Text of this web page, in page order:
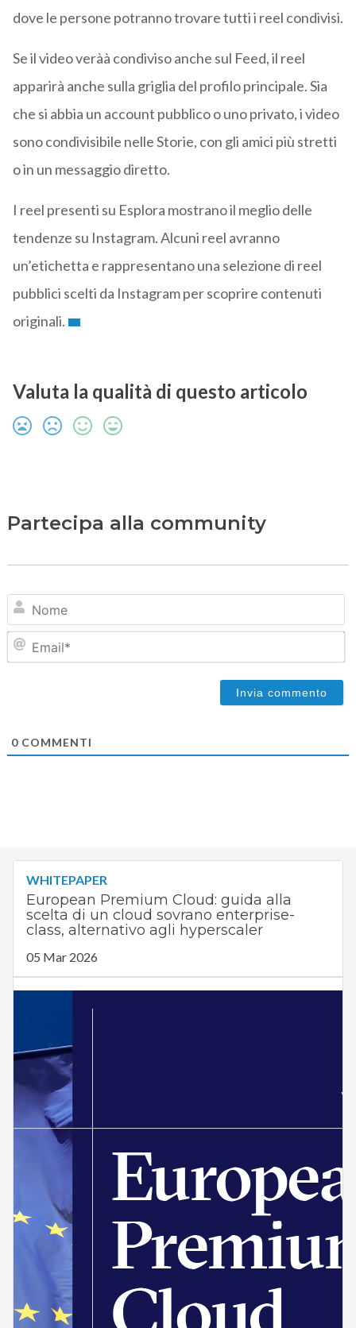
dove le persone potranno trovare tutti i reel condivisi.
Se il video veràà condiviso anche sul Feed, il reel
apparirà anche sulla griglia del profilo principale. Sia
che si abbia un account pubblico o uno privato, i video
sono condivisibile nelle Storie, con gli amici più stretti
o in un messaggio diretto.
I reel presenti su Esplora mostrano il meglio delle
tendenze su Instagram. Alcuni reel avranno
un’etichetta e rappresentano una selezione di reel
pubblici scelti da Instagram per scoprire contenuti
originali.
Valuta la qualità di questo articolo
Partecipa alla community
0COMMENTI
WHITEPAPER
European Premium Cloud: guida alla
scelta di un cloud sovrano enterprise-
class, alternativo agli hyperscaler
05 Mar 2026